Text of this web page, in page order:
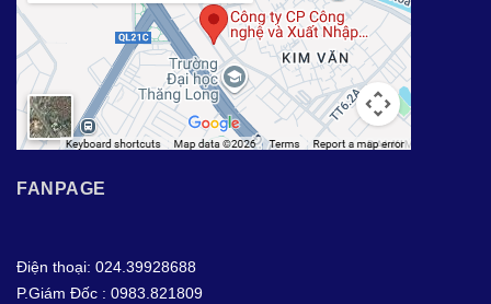
FANPAGE
Điện thoại: 024.39928688
P.Giám Đốc : 0983.821809